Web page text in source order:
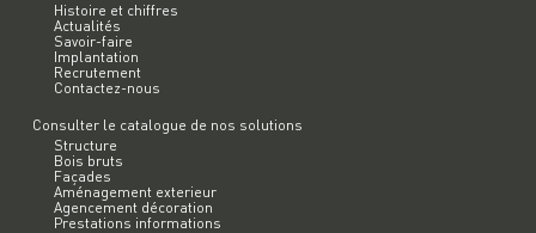
Histoire et chiffres
Actualités
Savoir-faire
Implantation
Recrutement
Contactez-nous
Consulter le catalogue de nos solutions
Structure
Bois bruts
Façades
Aménagement exterieur
Agencement décoration
Prestations informations